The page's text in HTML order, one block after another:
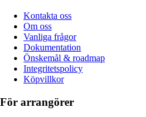
Kontakta oss
Om oss
Vanliga frågor
Dokumentation
Önskemål & roadmap
Integritetspolicy
Köpvillkor
För arrangörer